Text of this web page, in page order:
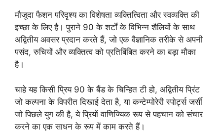
मौजूदा फैशन परिदृश्य का विशेषता व्यक्तित्विता और स्वव्यक्ति की
इच्छा के लिए है। पुराने 90 के शर्टों के विभिन्न शैलियों के साथ
अद्वितीय अवसर प्रदान करते हैं, जो एक वैज्ञानिक तरीके से अपनी
पसंद, रुचियों और व्यक्तित्व को प्रतिबिंबित करने का बड़ा मौका
है।
चाहे यह किसी प्रिय 90 के बैंड के चिन्हित टी हो, अद्वितीय प्रिंट
जो कल्पना के विपरीत दिखाई देता है, या कन्टेम्पोरेरी स्पोर्ट्स जर्सी
जो पिछले युग की है, ये प्रियों वाणिज्यिक रूप से पहचान को संचार
करने का एक साधन के रूप में काम करते हैं।